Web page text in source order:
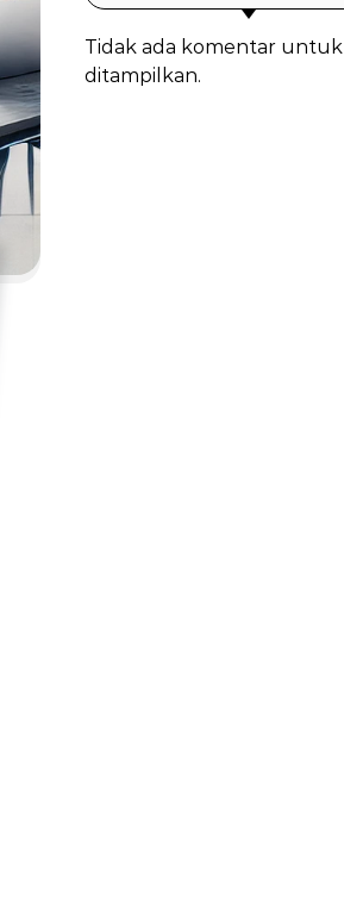
Tidak ada komentar untuk
ditampilkan.